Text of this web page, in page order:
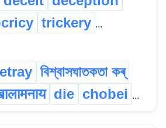
trickery ...
বিশ্বাসঘাতকতা কৰ্
die chobei ...